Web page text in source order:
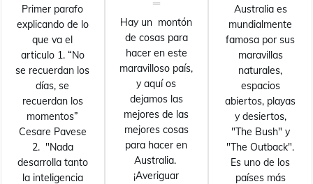
Primer parafo
explicando de lo
que va el
articulo 1. “No
se recuerdan los
días, se
recuerdan los
momentos”
Cesare Pavese
2. "Nada
desarrolla tanto
la inteligencia
Hay un montón
de cosas para
hacer en este
maravilloso país,
y aquí os
dejamos las
mejores de las
mejores cosas
para hacer en
Australia.
¡Averiguar
Australia es
mundialmente
famosa por sus
maravillas
naturales,
espacios
abiertos, playas
y desiertos,
"The Bush" y
"The Outback".
Es uno de los
países más